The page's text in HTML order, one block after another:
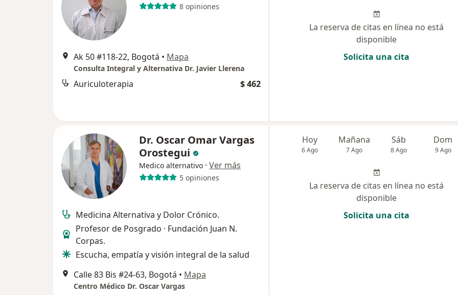
8 opiniones
Ak 50 #118-22, Bogotá • Mapa
Consulta Integral y Alternativa Dr. Javier Llerena
Auriculoterapia $ 462
La reserva de citas en línea no está
disponible
Solicita una cita
Dr. Oscar Omar Vargas
Orostegui
Medico alternativo · Ver más
5 opiniones
Medicina Alternativa y Dolor Crónico.
Profesor de Posgrado · Fundación Juan N.
Corpas.
Escucha, empatía y visión integral de la salud
Calle 83 Bis #24-63, Bogotá • Mapa
Centro Médico Dr. Oscar Vargas
Hoy
6 Ago
Mañana
7 Ago
Sáb
8 Ago
Dom
9 Ago
La reserva de citas en línea no está
disponible
Solicita una cita